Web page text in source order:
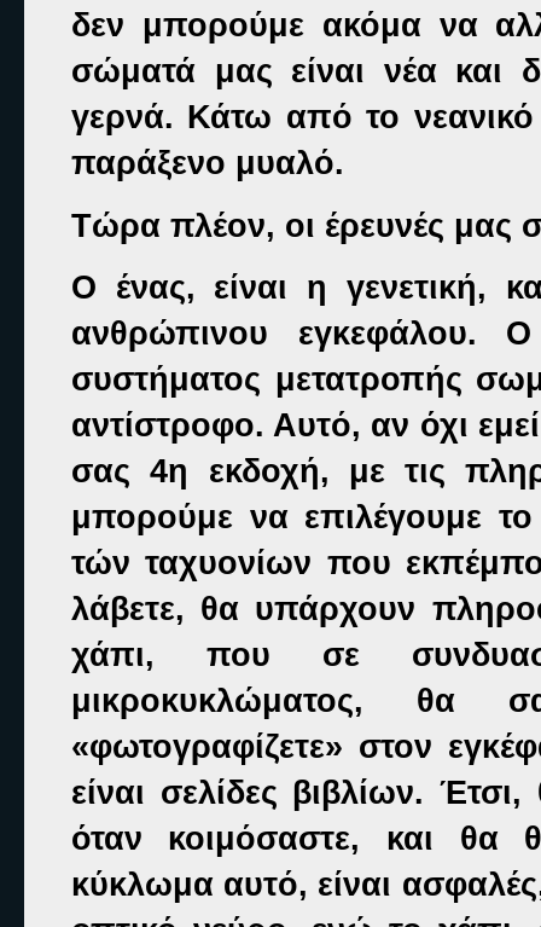
δεν μπορούμε ακόμα να
σώματά μας είναι νέα και
γερνά. Κάτω από το
παράξενο μυαλό.
Τώρα πλέον, οι έρευνές μας
Ο ένας, είναι η γενετική,
ανθρώπινου εγκεφάλου.
συστήματος μετατροπής
αντίστροφο. Αυτό, αν όχι
σας 4η εκδοχή, με τις
μπορούμε να επιλέγουμε
τών ταχυονίων που
λάβετε, θα υπάρχουν
χάπι, που σε
μικροκυκλώματος, θα
«φωτογραφίζετε» στον
είναι σελίδες βιβλίων.
όταν κοιμόσαστε, και θα
κύκλωμα αυτό, είναι